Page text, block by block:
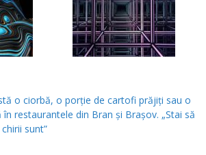
o ciorbă, o porţie de cartofi prăjiţi sau o
restaurantele din Bran şi Braşov. „Stai să
sunt”